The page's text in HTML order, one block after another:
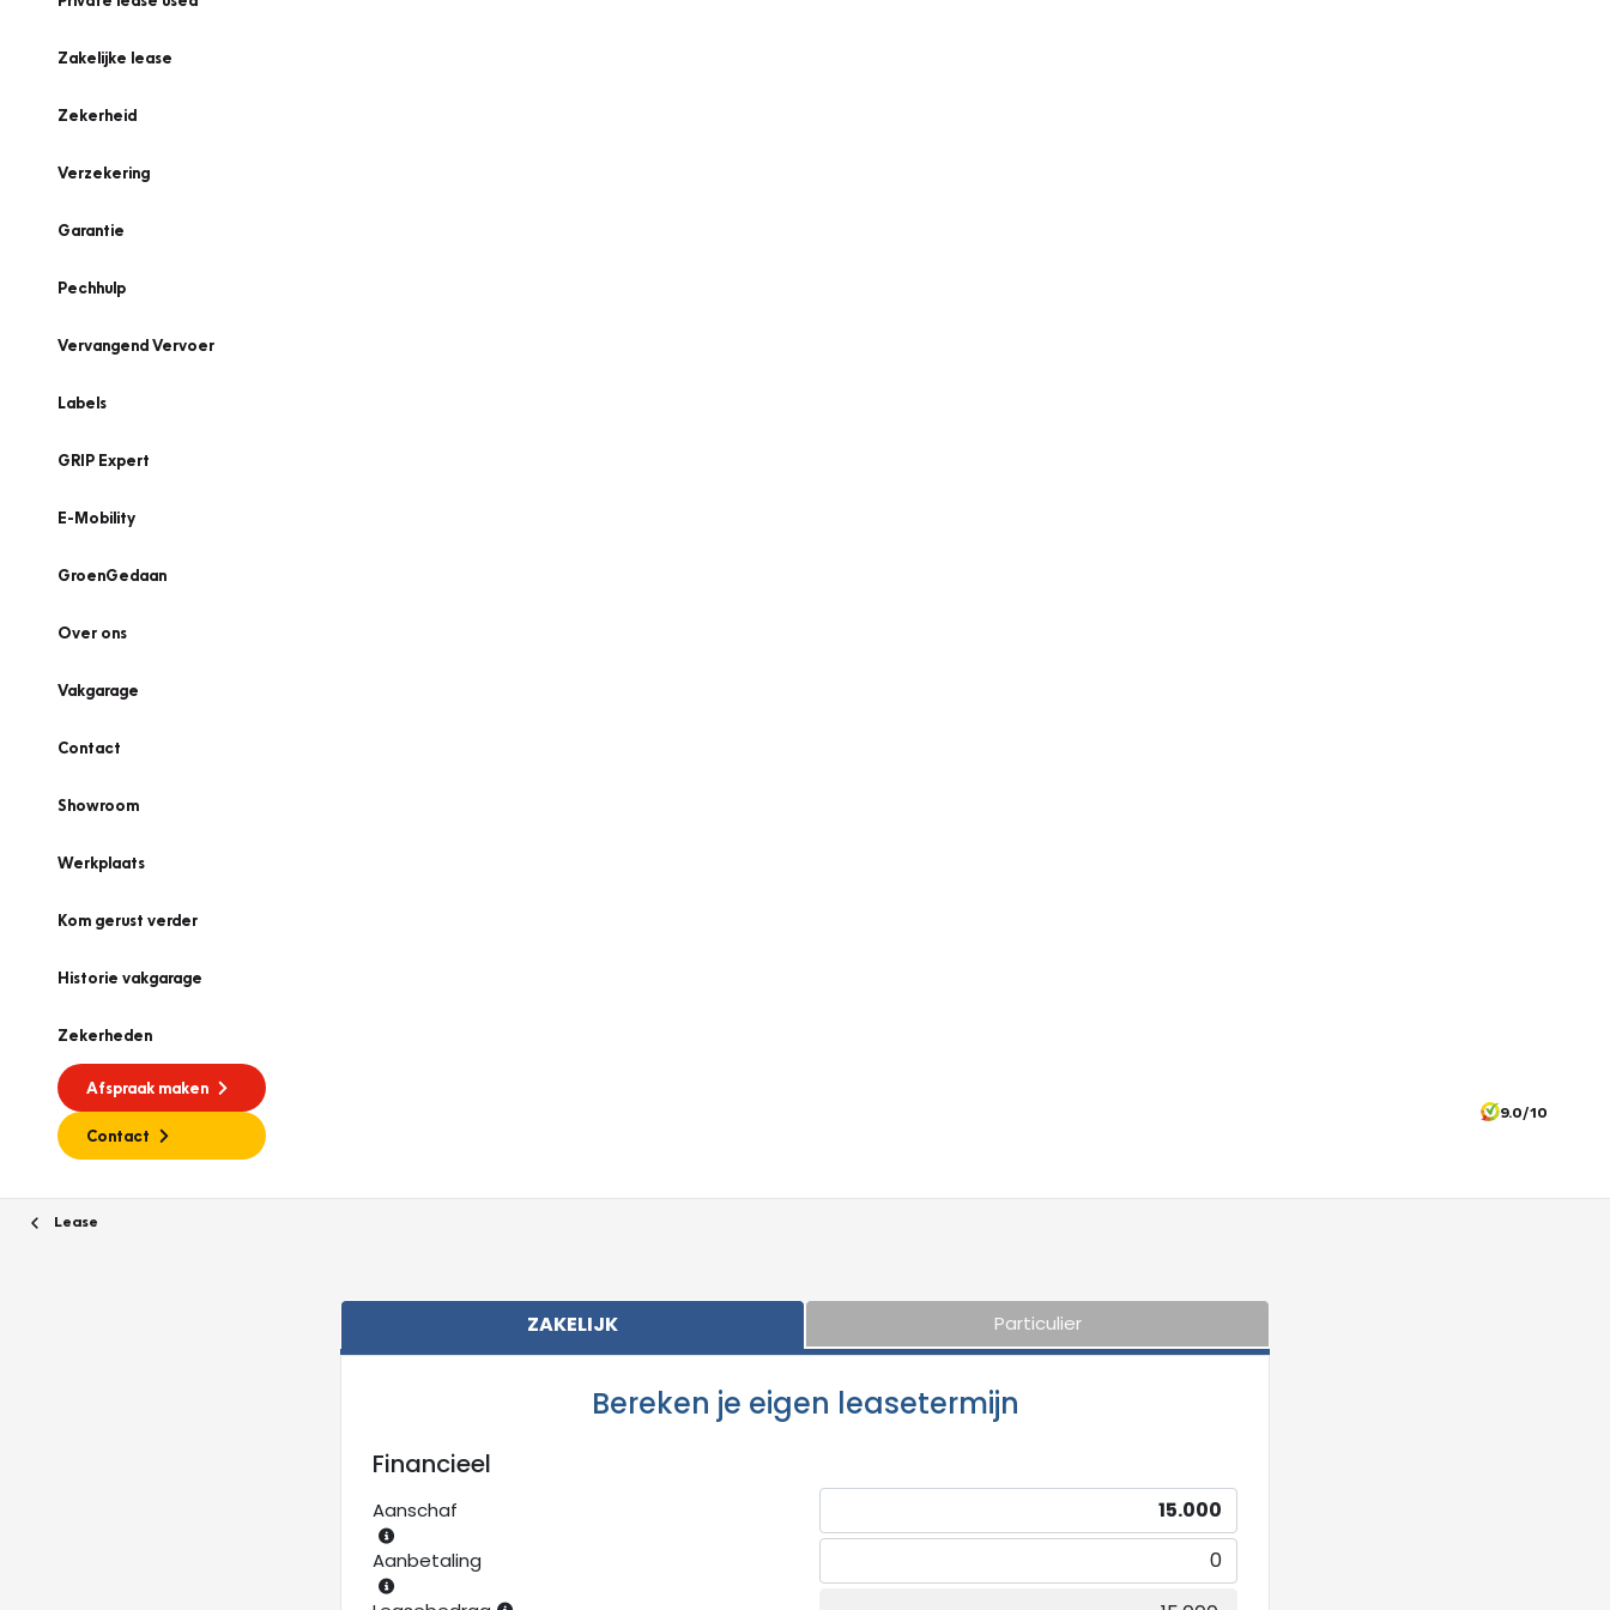
Zakelijke lease
Zekerheid
Verzekering
Garantie
Pechhulp
Vervangend Vervoer
Labels
GRIP Expert
E-Mobility
GroenGedaan
Over ons
Vakgarage
Contact
Showroom
Werkplaats
Kom gerust verder
Historie vakgarage
Zekerheden
Afspraak maken
Contact
9.0/10
Lease